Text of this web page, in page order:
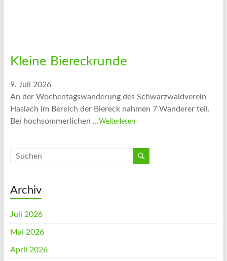
Kleine Biereckrunde
9. Juli 2026
An der Wochentagswanderung des Schwarzwaldverein
Haslach im Bereich der Biereck nahmen 7 Wanderer teil.
Bei hochsommerlichen …Weiterlesen
Archiv
Juli 2026
Mai 2026
April 2026